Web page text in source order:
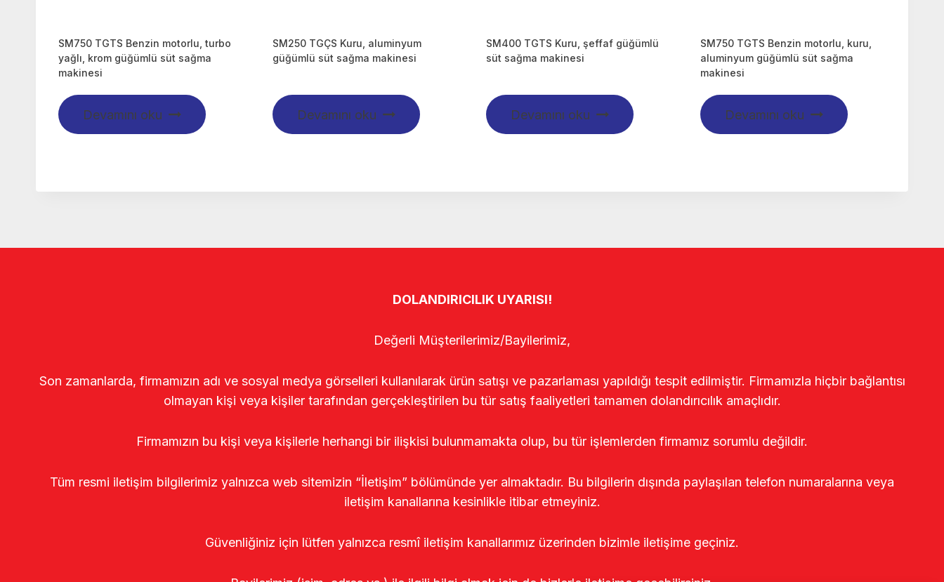
SM750 TGTS Benzin motorlu, turbo
yağlı, krom güğümlü süt sağma
makinesi
Devamını oku
SM250 TGÇS Kuru, aluminyum
güğümlü süt sağma makinesi
Devamını oku
SM400 TGTS Kuru, şeffaf güğümlü
süt sağma makinesi
Devamını oku
SM750 TGTS Benzin motorlu, kuru,
aluminyum güğümlü süt sağma
makinesi
Devamını oku
DOLANDIRICILIK UYARISI!
Değerli Müşterilerimiz/Bayilerimiz,
Son zamanlarda, firmamızın adı ve sosyal medya görselleri kullanılarak ürün satışı ve pazarlaması yapıldığı tespit edilmiştir. Firmamızla hiçbir bağlantısı
olmayan kişi veya kişiler tarafından gerçekleştirilen bu tür satış faaliyetleri tamamen dolandırıcılık amaçlıdır.
Firmamızın bu kişi veya kişilerle herhangi bir ilişkisi bulunmamakta olup, bu tür işlemlerden firmamız sorumlu değildir.
Tüm resmi iletişim bilgilerimiz yalnızca web sitemizin “İletişim” bölümünde yer almaktadır. Bu bilgilerin dışında paylaşılan telefon numaralarına veya
iletişim kanallarına kesinlikle itibar etmeyiniz.
Güvenliğiniz için lütfen yalnızca resmî iletişim kanallarımız üzerinden bizimle iletişime geçiniz.